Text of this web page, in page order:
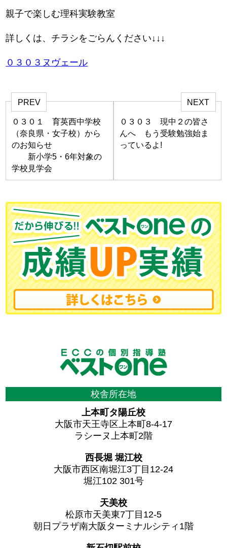
親子で楽しむ理科実験教室
詳しくは、チラシをごらんください↓↓↓
０３０３ヌヴェール
PREV
０３０１ 育英西中学校
（奈良県・女子校）から
のお知らせ
新小学5・6年対象の
学校見学会
NEXT
０３０３ 現中２の皆さ
んへ もう受験勉強始ま
っているよ!
校舎所在地
上本町タ陽丘校
大阪市天王寺区上本町8-4-17
ラシーヌ上本町2階
西長堀 堀江校
大阪市西区南堀江3丁目12-24
堀江102 301号
天美校
松原市天美東7丁目12-5
朝日プラザ南大阪ターミナルシティ1階